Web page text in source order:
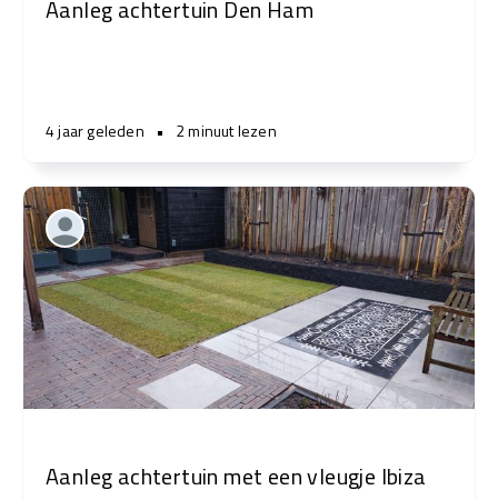
Aanleg achtertuin Den Ham
4 jaar geleden • 2 minuut lezen
Aanleg achtertuin met een vleugje Ibiza